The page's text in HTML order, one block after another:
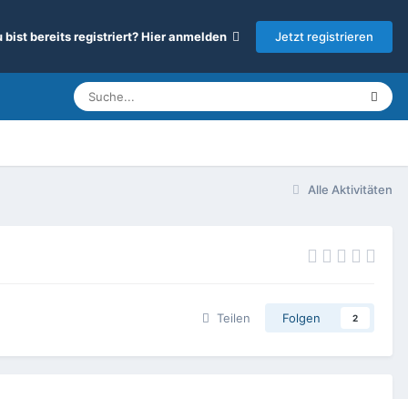
bist bereits registriert? Hier anmelden Jetzt registrieren
Alle Aktivitäten
Teilen Folgen 2